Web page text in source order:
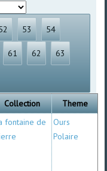
53 54
61 62 63
Collection
Theme
fontaine de
Ours
Polaire